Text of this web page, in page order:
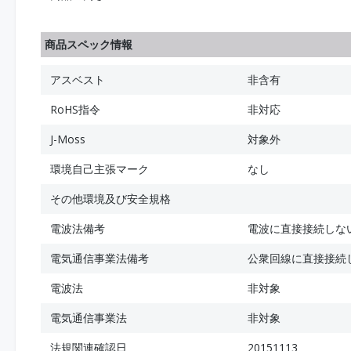
商品スペック情報
アスベスト
非含有
RoHS指令
非対応
J-Moss
対象外
環境自己主張マーク
なし
その他環境及び安全規格
電波法備考
電波に直接接続しな
電気通信事業法備考
公衆回線に直接接続
電波法
非対象
電気通信事業法
非対象
法規関連確認日
20151113